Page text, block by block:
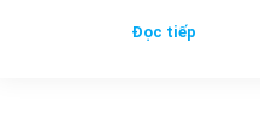
Đọc tiếp